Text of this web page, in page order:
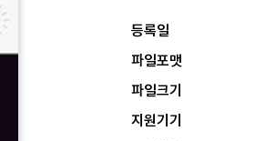
등록일
파일포맷
파일크기
지원기기